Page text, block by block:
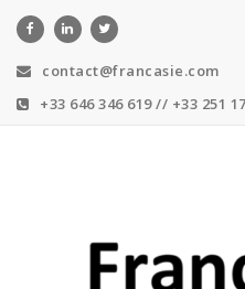
Skip
contact@francasie.com
+33 646 346 619 // +33 251